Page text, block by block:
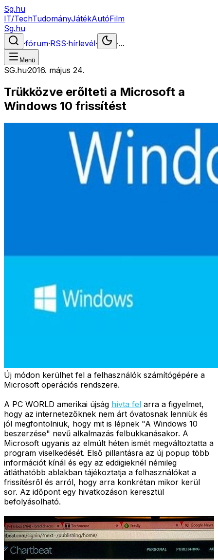
Sg.hu
IT/TechTudományJátékAutóFilm
Sg.hu
·fórum·RSS·hírlevél· ·...
Menü
SG.hu·2016. május 24.
Trükközve erőlteti a Microsoft a
Windows 10 frissítést
Új módon kerülhet fel a felhasználók számítógépére a
Microsoft operációs rendszere.
A PC WORLD amerikai újság hívta fel arra a figyelmet,
hogy az internetezőknek nem árt óvatosnak lenniük és
jól megfontolniuk, hogy mit is lépnek "A Windows 10
beszerzése" nevű alkalmazás felbukkanásakor. A
Microsoft ugyanis az elmúlt héten ismét megváltoztatta a
program viselkedését. Első pillantásra az új popup több
információt kínál és egy az eddigieknél némileg
átláthatóbb ablakban tájékoztatja a felhasználókat a
frissítésről és arról, hogy arra konkrétan mikor kerül
sor. Az időpont egy hivatkozáson keresztül
befolyásolható.